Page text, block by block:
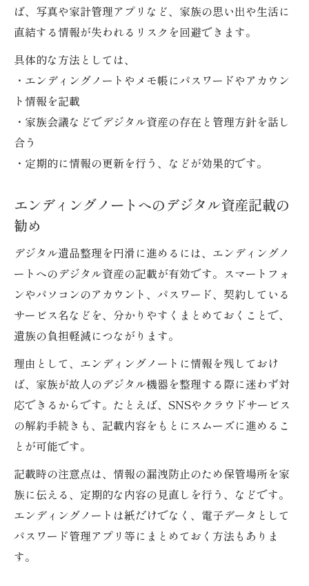
ば、写真や家計管理アプリなど、家族の思い出や生活に
直結する情報が失われるリスクを回避できます。
具体的な方法としては、
・エンディングノートやメモ帳にパスワードやアカウン
ト情報を記載
・家族会議などでデジタル資産の存在と管理方針を話し
合う
・定期的に情報の更新を行う、などが効果的です。
エンディングノートへのデジタル資産記載の
勧め
デジタル遺品整理を円滑に進めるには、エンディングノ
ートへのデジタル資産の記載が有効です。スマートフォ
ンやパソコンのアカウント、パスワード、契約している
サービス名などを、分かりやすくまとめておくことで、
遺族の負担軽減につながります。
理由として、エンディングノートに情報を残しておけ
ば、家族が故人のデジタル機器を整理する際に迷わず対
応できるからです。たとえば、SNSやクラウドサービス
の解約手続きも、記載内容をもとにスムーズに進めるこ
とが可能です。
記載時の注意点は、情報の漏洩防止のため保管場所を家
族に伝える、定期的な内容の見直しを行う、などです。
エンディングノートは紙だけでなく、電子データとして
パスワード管理アプリ等にまとめておく方法もありま
す。